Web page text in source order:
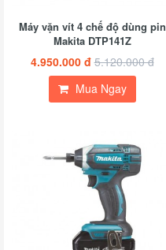
Máy vặn vít 4 chế độ dùng pin
Makita DTP141Z
4.950.000 đ 5.120.000 đ
Mua Ngay